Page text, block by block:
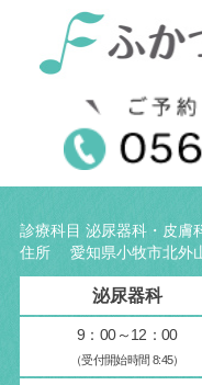
診療科目 泌尿器科・皮膚
住所 愛知県小牧市北外
泌尿器科
9：00～12：00
（受付開始時間 8:45）